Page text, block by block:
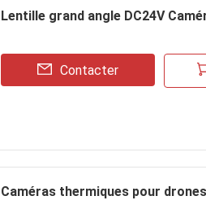
Lentille grand angle DC24V
Contacter
Caméras thermiques pour